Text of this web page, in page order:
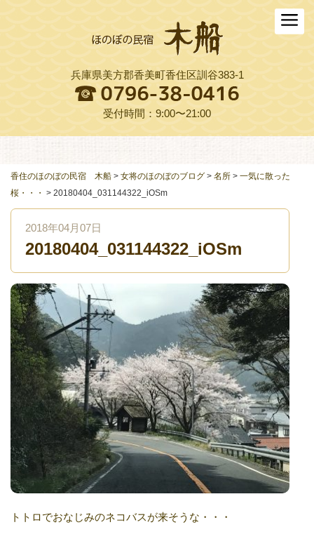
兵庫県美方郡香美町香住区訓谷383-1
受付時間：9:00〜21:00
交通アクセス
よくある質問
お役立ちリンク集
ご予約プラン一覧
English
香住のほのぼの民宿 木船 > 女将のほのぼのブログ > 名所 > 一気に散った
桜・・・ > 20180404_031144322_iOSm
2018年04月07日
20180404_031144322_iOSm
トトロでおなじみのネコバスが来そうな・・・